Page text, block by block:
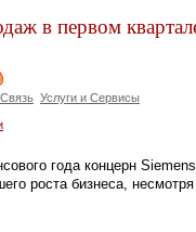
в первом
Услуги и Сервисы
года концерн
роста бизнеса,